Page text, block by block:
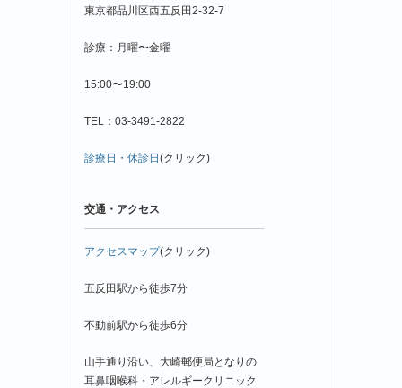
東京都品川区西五反田2-32-7
診療：月曜〜金曜
15:00〜19:00
TEL：03-3491-2822
診療日・休診日(クリック)
交通・アクセス
アクセスマップ(クリック)
五反田駅から徒歩7分
不動前駅から徒歩6分
山手通り沿い、大崎郵便局となりの
耳鼻咽喉科・アレルギークリニック